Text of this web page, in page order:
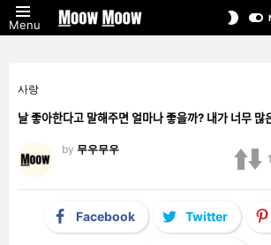
Menu
사랑
날 좋아한다고 말해주면 얼마나 좋을까? 내가 너무
by 무우무우
1
Facebook Twitter